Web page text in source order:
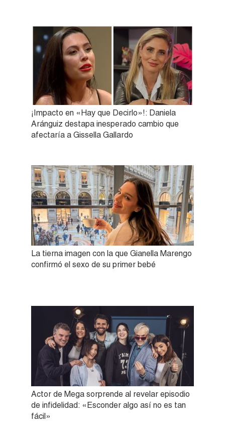
¡Impacto en «Hay que Decirlo»!: Daniela
Aránguiz destapa inesperado cambio que
afectaría a Gissella Gallardo
La tierna imagen con la que Gianella Marengo
confirmó el sexo de su primer bebé
Actor de Mega sorprende al revelar episodio
de infidelidad: «Esconder algo así no es tan
fácil»